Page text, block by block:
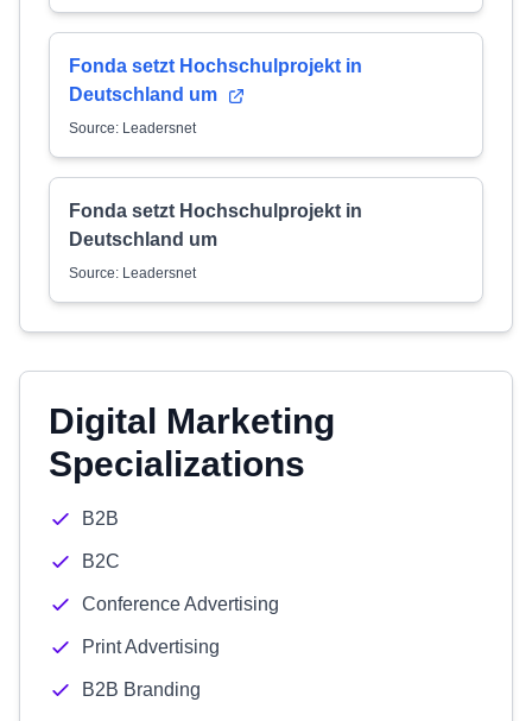
Fonda setzt Hochschulprojekt in
Deutschland um
Source: Leadersnet
Fonda setzt Hochschulprojekt in
Deutschland um
Source: Leadersnet
Digital Marketing
Specializations
B2B
B2C
Conference Advertising
Print Advertising
B2B Branding